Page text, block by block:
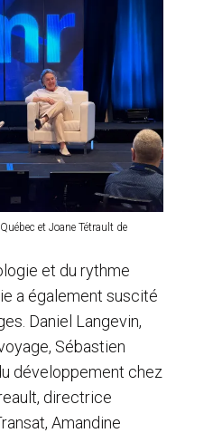
et Joane Tétrault de
et du rythme
a également suscité
Daniel Langevin,
Sébastien
développement chez
directrice
Amandine